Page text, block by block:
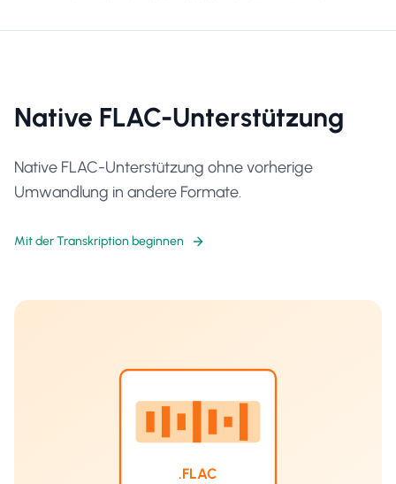
Native FLAC-Unterstützung
Native FLAC-Unterstützung ohne vorherige
Umwandlung in andere Formate.
Mit der Transkription beginnen
.FLAC